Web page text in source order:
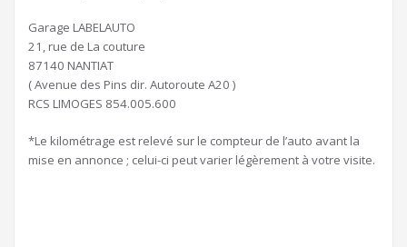
Garage LABELAUTO
21, rue de La couture
87140 NANTIAT
( Avenue des Pins dir. Autoroute A20 )
RCS LIMOGES 854.005.600
*Le kilométrage est relevé sur le compteur de l’auto avant la
mise en annonce ; celui-ci peut varier légèrement à votre visite.